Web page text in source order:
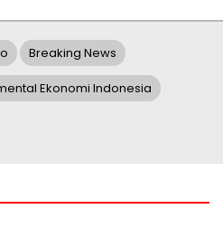
Breaking News
Ekonomi Indonesia